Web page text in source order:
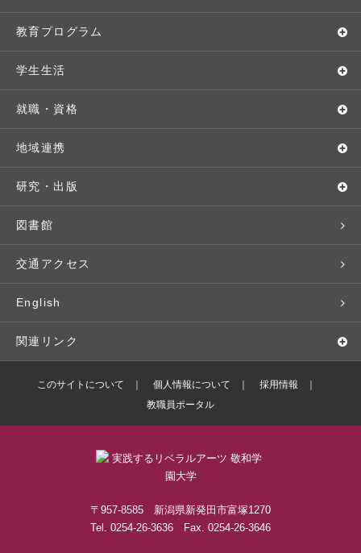
学長メッセージ
教育理念・方針・取り組み
キャンパス・施設設備
交通アクセス
基本情報・情報公開
広報・公聴
入学者選抜
オープンキャンパス
Webオープンキャンパス
個別相談（来学・オンライン）
特待生（入学者向け）
パンフレット・資料請求
入学予定者の皆さま
教育プログラム
学部・学科
地域実践
留学プログラム
語学プログラム
教職課程
教員紹介
学修支援の体制
学生生活
キャンパスライフ
年間スケジュール
クラブ・サークル
大学周辺マップ
学生寮
学生支援制度
奨学金・特待生（在学生向け）
就職・資格
就職・進路サポート
資格取得
公務員試験対策
就職実績
社会で活躍する卒業生
地域連携
地域との連携
生涯学習
科目等履修生
社会人・シニア入学
施設・設備の貸し出し
研究・出版
研究者・研究分野
人文社会科学研究所
情報メディア研究所
研究論文
出版物
図書館
交通アクセス
English
関連リンク
バドミントン部ブログ
敬和学園高等学校
このサイトについて 個人情報について
採用情報
教職員ポータル
〒957-8585 新潟県新発田市富塚1270
Tel. 0254-26-3636 Fax. 0254-26-3646